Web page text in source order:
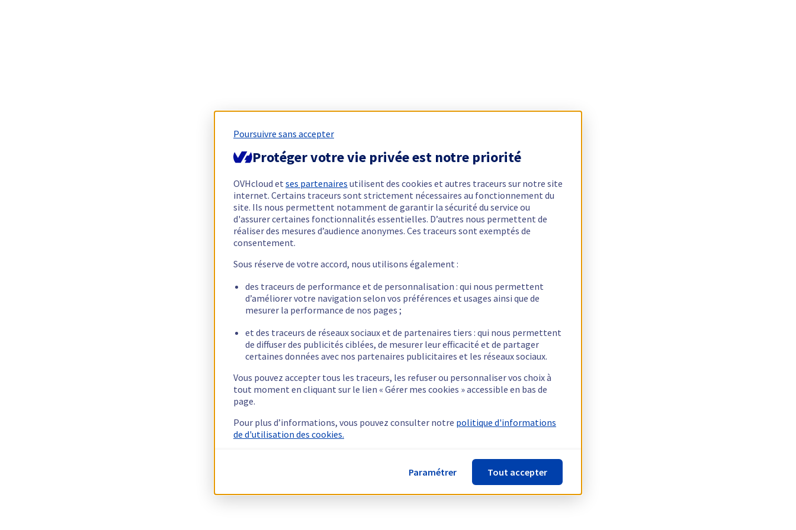
Poursuivre sans accepter
Protéger votre vie privée est notre priorité
OVHcloud et ses partenaires utilisent des cookies et autres traceurs sur notre site
internet. Certains traceurs sont strictement nécessaires au fonctionnement du
site. Ils nous permettent notamment de garantir la sécurité du service ou
d'assurer certaines fonctionnalités essentielles. D’autres nous permettent de
réaliser des mesures d’audience anonymes. Ces traceurs sont exemptés de
consentement.
Sous réserve de votre accord, nous utilisons également :
des traceurs de performance et de personnalisation : qui nous permettent
d’améliorer votre navigation selon vos préférences et usages ainsi que de
mesurer la performance de nos pages ;
et des traceurs de réseaux sociaux et de partenaires tiers : qui nous permettent
de diffuser des publicités ciblées, de mesurer leur efficacité et de partager
certaines données avec nos partenaires publicitaires et les réseaux sociaux.
Vous pouvez accepter tous les traceurs, les refuser ou personnaliser vos choix à
tout moment en cliquant sur le lien « Gérer mes cookies » accessible en bas de
page.
Pour plus d’informations, vous pouvez consulter notre politique d'informations
de d'utilisation des cookies.
Paramétrer Tout accepter